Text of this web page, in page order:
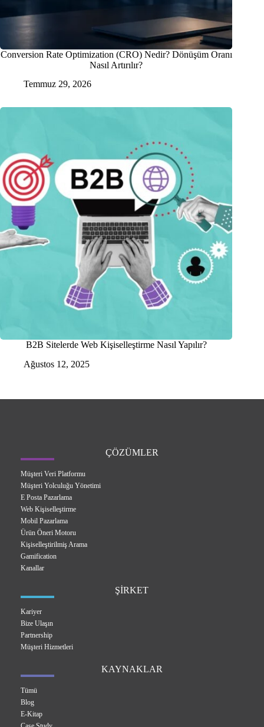
Conversion Rate Optimization (CRO) Nedir? Dönüşüm Oranı
Nasıl Artırılır?
Temmuz 29, 2026
B2B Sitelerde Web Kişiselleştirme Nasıl Yapılır?
Ağustos 12, 2025
ÇÖZÜMLER
Müşteri Veri Platformu
Müşteri Yolculuğu Yönetimi
E Posta Pazarlama
Web Kişiselleştirme
Mobil Pazarlama
Ürün Öneri Motoru
Kişiselleştirilmiş Arama
Gamification
Kanallar
ŞİRKET
Kariyer
Bize Ulaşın
Partnership
Müşteri Hizmetleri
KAYNAKLAR
Tümü
Blog
E-Kitap